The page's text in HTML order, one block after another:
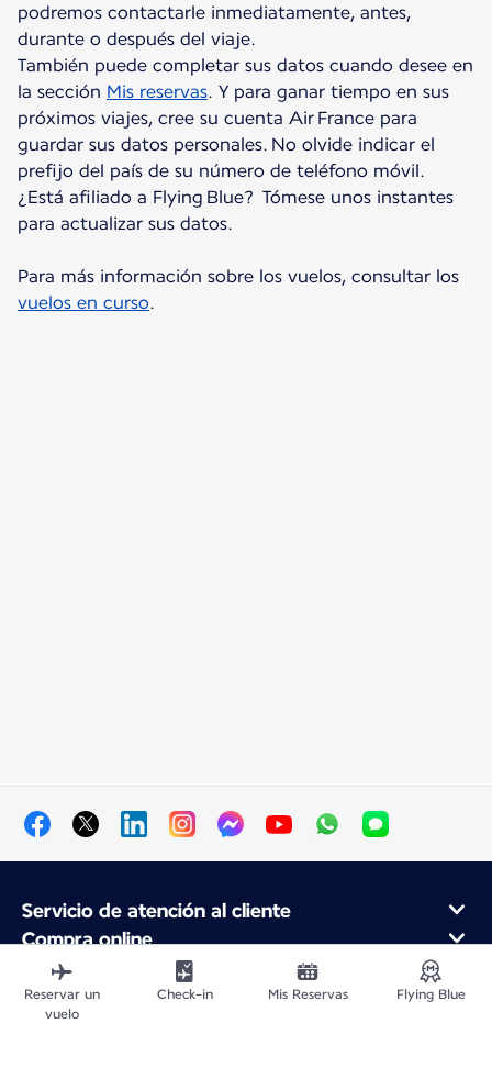
podremos contactarle inmediatamente, antes,
durante o después del viaje.
También puede completar sus datos cuando desee en
la sección Mis reservas. Y para ganar tiempo en sus
próximos viajes, cree su cuenta Air France para
guardar sus datos personales. No olvide indicar el
prefijo del país de su número de teléfono móvil.
¿Está afiliado a Flying Blue? Tómese unos instantes
para actualizar sus datos.
Para más información sobre los vuelos, consultar los
vuelos en curso.
Servicio de atención al cliente
Compra online
Programa de fidelidad y socios
Acerca de Air France
Aplicación móvil Air France
Reservar un
vuelo
Check-in Mis Reservas Flying Blue